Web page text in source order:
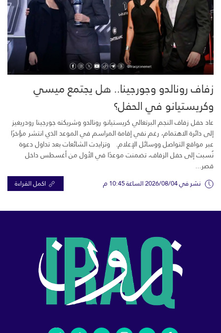
زفاف رونالدو وجورجينا.. هل يجتمع ميسي
وكريستيانو في الحفل؟
عاد حفل زفاف النجم البرتغالي كريستيانو رونالدو وشريكته جورجينا رودريغيز
إلى دائرة الاهتمام، رغم نفي إقامة المراسم في الموعد الذي انتشر مؤخرًا
عبر مواقع التواصل ووسائل الإعلام. وتزايدت الشائعات بعد تداول دعوة
نُسبت إلى حفل الزفاف، تضمنت موعدًا في الأول من أغسطس داخل
قصر...
نشر في 2026/08/04 الساعة 10:45 م اكمل القراءة